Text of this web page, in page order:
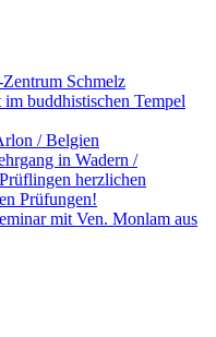
Schmelz
buddhistischen Tempel
/ Belgien
in Wadern /
herzlichen
Prüfungen!
mit Ven. Monlam aus